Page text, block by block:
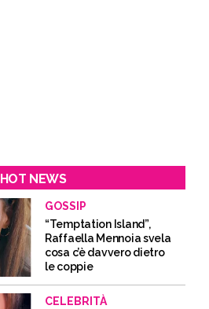
HOT NEWS
GOSSIP
“Temptation Island”,
Raffaella Mennoia svela
cosa c’è davvero dietro
le coppie
CELEBRITÀ